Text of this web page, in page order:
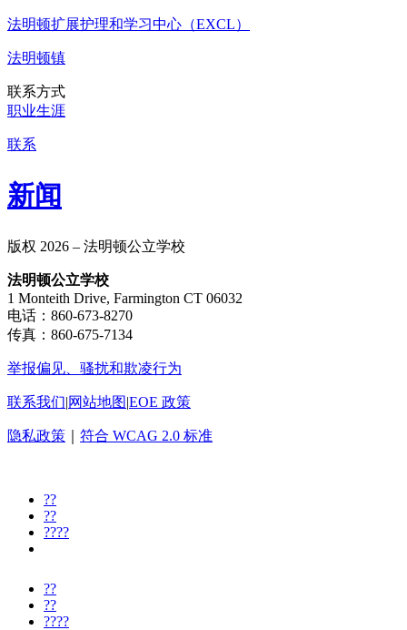
法明顿扩展护理和学习中心（EXCL）
法明顿镇
联系方式
职业生涯
联系
新闻
版权 2026 – 法明顿公立学校
法明顿公立学校
1 Monteith Drive, Farmington CT 06032
电话：860-673-8270
传真：860-675-7134
举报偏见、骚扰和欺凌行为
联系我们|网站地图|EOE 政策
隐私政策 符合 WCAG 2.0 标准
??
??
????
??
??
????